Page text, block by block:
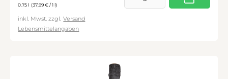
0.75 l (37,99 € / 1 l)
inkl. Mwst. zzgl. Versand
Lebensmittelangaben